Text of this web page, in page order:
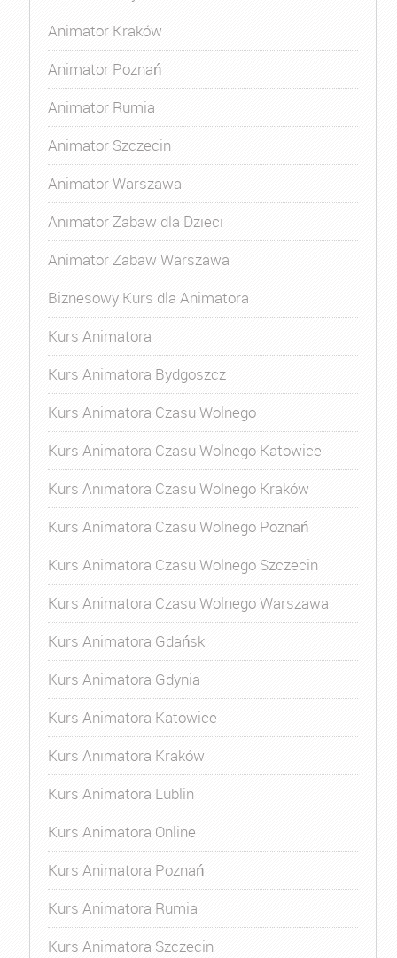
Animator Kraków
Animator Poznań
Animator Rumia
Animator Szczecin
Animator Warszawa
Animator Zabaw dla Dzieci
Animator Zabaw Warszawa
Biznesowy Kurs dla Animatora
Kurs Animatora
Kurs Animatora Bydgoszcz
Kurs Animatora Czasu Wolnego
Kurs Animatora Czasu Wolnego Katowice
Kurs Animatora Czasu Wolnego Kraków
Kurs Animatora Czasu Wolnego Poznań
Kurs Animatora Czasu Wolnego Szczecin
Kurs Animatora Czasu Wolnego Warszawa
Kurs Animatora Gdańsk
Kurs Animatora Gdynia
Kurs Animatora Katowice
Kurs Animatora Kraków
Kurs Animatora Lublin
Kurs Animatora Online
Kurs Animatora Poznań
Kurs Animatora Rumia
Kurs Animatora Szczecin